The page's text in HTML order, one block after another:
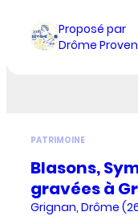
Proposé par
Drôme
PATRIMOINE
Blasons,
gravées à
Grignan, Drôme